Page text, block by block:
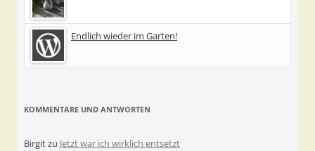
Endlich wieder im Garten!
KOMMENTARE UND ANTWORTEN
Birgitzu Jetzt war ich wirklich entsetzt